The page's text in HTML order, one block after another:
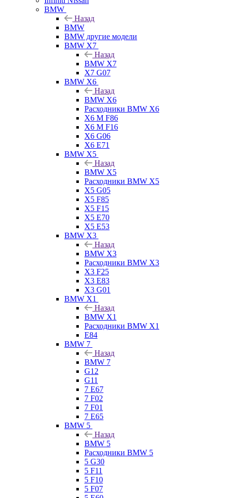
BMW
Назад
BMW
BMW другие модели
BMW X7
Назад
BMW X7
X7 G07
BMW X6
Назад
BMW X6
Расходники BMW X6
X6 M F86
X6 M F16
X6 G06
X6 E71
BMW X5
Назад
BMW X5
Расходники BMW X5
X5 G05
X5 F85
X5 F15
X5 E70
X5 E53
BMW X3
Назад
BMW X3
Расходники BMW X3
X3 F25
X3 E83
X3 G01
BMW X1
Назад
BMW X1
Расходники BMW X1
E84
BMW 7
Назад
BMW 7
G12
G11
7 Е67
7 F02
7 F01
7 E65
BMW 5
Назад
BMW 5
Расходники BMW 5
5 G30
5 F11
5 F10
5 F07